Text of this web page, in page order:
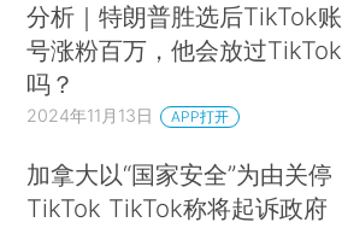
分析｜特朗普胜选后TikTok账
号涨粉百万，他会放过TikTok
吗？
2024年11月13日 APP打开
加拿大以“国家安全”为由关停
TikTok TikTok称将起诉政府